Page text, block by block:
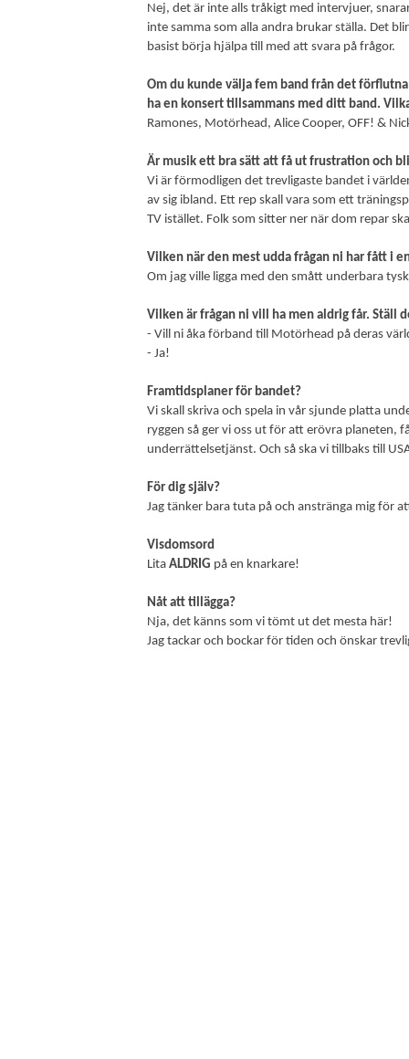
Nej, det är inte alls tråkigt med intervjuer,
inte samma som alla andra brukar ställa. Det
basist börja hjälpa till med att svara på frågor.
Om du kunde välja fem band från det
ha en konsert tillsammans med ditt band.
Ramones, Motörhead, Alice Cooper, OFF! &
Är musik ett bra sätt att få ut frustration och
Vi är förmodligen det trevligaste bandet i
av sig ibland. Ett rep skall vara som ett
TV istället. Folk som sitter ner när dom repar
Vilken när den mest udda frågan ni har fått i
Om jag ville ligga med den smått underbara
Vilken är frågan ni vill ha men aldrig får. Ställ
- Vill ni åka förband till Motörhead på deras
- Ja!
Framtidsplaner för bandet?
Vi skall skriva och spela in vår sjunde platta
ryggen så ger vi oss ut för att erövra planeten,
underrättelsetjänst. Och så ska vi tillbaks till
För dig själv?
Jag tänker bara tuta på och anstränga mig för
Visdomsord
Lita ALDRIG på en knarkare!
Nåt att tillägga?
Nja, det känns som vi tömt ut det mesta här!
Jag tackar och bockar för tiden och önskar